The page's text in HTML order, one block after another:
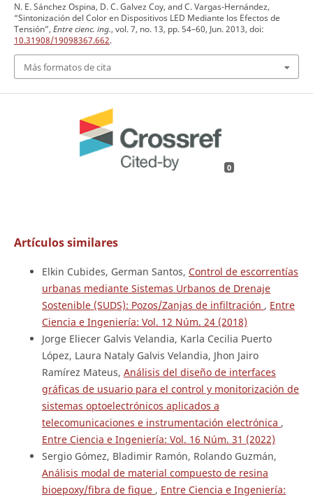
N. E. Sánchez Ospina, D. C. Galvez Coy, and C. Vargas-Hernández,
“Sintonización del Color en Dispositivos LED Mediante los Efectos de
Tensión”, Entre cienc. ing., vol. 7, no. 13, pp. 54–60, Jun. 2013, doi:
10.31908/19098367.662.
Más formatos de cita
0
Artículos similares
Elkin Cubides, German Santos, Control de escorrentías
urbanas mediante Sistemas Urbanos de Drenaje
Sostenible (SUDS): Pozos/Zanjas de infiltración , Entre
Ciencia e Ingeniería: Vol. 12 Núm. 24 (2018)
Jorge Eliecer Galvis Velandia, Karla Cecilia Puerto
López, Laura Nataly Galvis Velandia, Jhon Jairo
Ramírez Mateus, Análisis del diseño de interfaces
gráficas de usuario para el control y monitorización de
sistemas optoelectrónicos aplicados a
telecomunicaciones e instrumentación electrónica ,
Entre Ciencia e Ingeniería: Vol. 16 Núm. 31 (2022)
Sergio Gómez, Bladimir Ramón, Rolando Guzmán,
Análisis modal de material compuesto de resina
bioepoxy/fibra de fique , Entre Ciencia e Ingeniería: